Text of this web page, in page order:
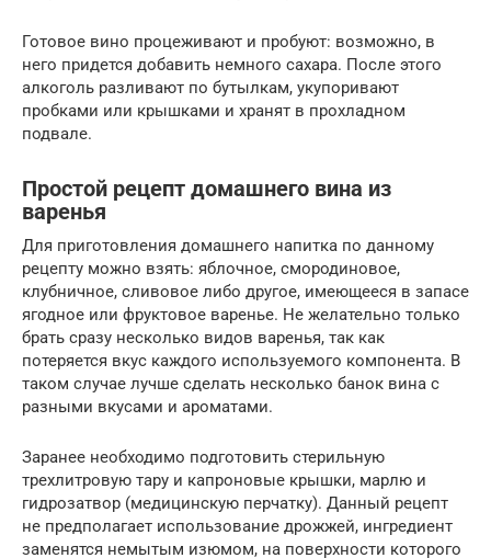
Готовое вино процеживают и пробуют: возможно, в
него придется добавить немного сахара. После этого
алкоголь разливают по бутылкам, укупоривают
пробками или крышками и хранят в прохладном
подвале.
Простой рецепт домашнего вина из
варенья
Для приготовления домашнего напитка по данному
рецепту можно взять: яблочное, смородиновое,
клубничное, сливовое либо другое, имеющееся в запасе
ягодное или фруктовое варенье. Не желательно только
брать сразу несколько видов варенья, так как
потеряется вкус каждого используемого компонента. В
таком случае лучше сделать несколько банок вина с
разными вкусами и ароматами.
Заранее необходимо подготовить стерильную
трехлитровую тару и капроновые крышки, марлю и
гидрозатвор (медицинскую перчатку). Данный рецепт
не предполагает использование дрожжей, ингредиент
заменятся немытым изюмом, на поверхности которого